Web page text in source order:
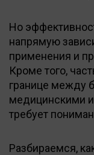
Но
напрямую
применения и
Кроме того,
границе между
медицинскими
требует
Разбираемся,